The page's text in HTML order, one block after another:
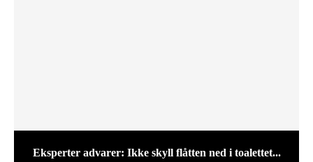
Eksperter advarer: Ikke skyll flåtten ned i toalettet...